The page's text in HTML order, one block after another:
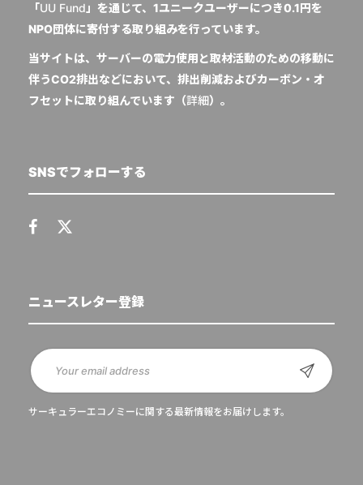
「UU Fund 」を通じて、1ユニークユーザーにつき0.1円を
NPO団体に寄付する取り組みを行っています。
当サイトは、サーバーの電力使用と取材活動のための移動に
伴うCO2排出などにおいて、排出削減およびカーボン・オ
フセットに取り組んでいます（詳細）。
SNSでフォローする
ニュースレター登録
サーキュラーエコノミーに関する最新情報をお届けします。